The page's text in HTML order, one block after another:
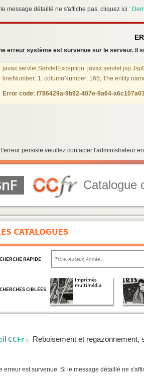
message détaillé ne s'affiche pas, cliquez ici :
erreur système est survenue sur le serveur. Il
javax.servlet.ServletException:
lineNumber: 1; columnNumber: 165; The entity
Error code: f786429a-9b92-407e-9a64-
l'erreur persiste veuillez contacter l'administrateur
Catalogue
CATALOGUES
RAPIDE
CIBLÉES
Imprimés
multimédia
CCFr > Reboisement et regazonnement,
erreur est survenue. Si le message détaillé ne